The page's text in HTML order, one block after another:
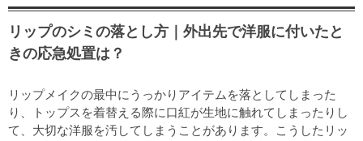
リップのシミの落とし方｜外出先で洋服に付いたと
きの応急処置は？
リップメイクの最中にうっかりアイテムを落としてしまった
り、トップスを着替える際に口紅が生地に触れてしまったりし
て、大切な洋服を汚してしまうことがあります。こうしたリッ